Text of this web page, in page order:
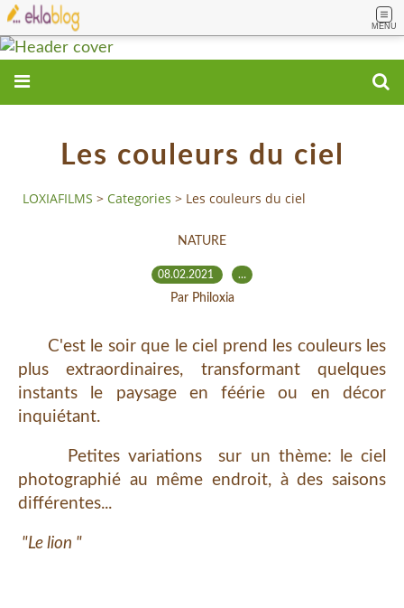
MENU
Les couleurs du ciel
LOXIAFILMS > Categories > Les couleurs du ciel
NATURE
08.02.2021 …
Par Philoxia
C'est le soir que le ciel prend les couleurs les
plus extraordinaires, transformant quelques
instants le paysage en féérie ou en décor
inquiétant.
Petites variations sur un thème: le ciel
photographié au même endroit, à des saisons
différentes...
"Le lion "